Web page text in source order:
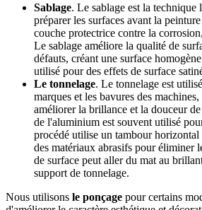
Sablage. Le sablage est la
préparer les surfaces avant la
couche protectrice contre la
Le sablage améliore la qualité de
défauts, créant une surface
utilisé pour des effets de surface
Le tonnelage. Le tonnelage est
marques et les bavures des
améliorer la brillance et la douceur
de l'aluminium est souvent utilisé
procédé utilise un tambour
des matériaux abrasifs pour éliminer
de surface peut aller du mat au
support de tonnelage.
Nous utilisons le ponçage pour certains